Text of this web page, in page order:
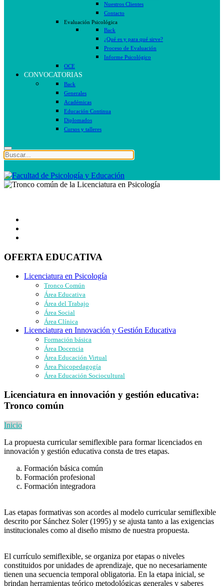
Nuestros Clientes
Contacto
Evaluación Psicológica
Back
¿Qué es y para qué sirve?
Proceso de Evaluación
Informe Psicológico
OCE
CONVOCATORIAS
Back
Generales
Académicas
Educación Continua
Diplomados
Cursos y talleres
OFERTA EDUCATIVA
Licenciatura en Psicología
Tronco Común
Área Educativa
Área del Trabajo
Área Social
Área Clínica
Licenciatura en Innovación y Gestión Educativa
Formación básica
Área Docencia
Área Educación Virtual
Área Psicopedagogía
Área Educación Sociocultural
Licenciatura en innovación y gestión educativa:
Tronco común
Inicio
La propuesta curricular semiflexible para formar licenciados en
innovación y gestión educativa consta de tres etapas.
Formación básica común
Formación profesional
Formación integradora
Las etapas formativas son acordes al modelo curricular semiflexible
descrito por Sánchez Soler (1995) y se ajusta tanto a las exigencias
institucionales como al diseño mismo de nuestra propuesta.
El currículo semiflexible, se organiza por etapas o niveles
constituidos por unidades de aprendizaje, que no necesariamente
tienen una secuencia temporal obligatoria. En la etapa inicial, se
brindan herramientas teórico metodológicas generales y saberes